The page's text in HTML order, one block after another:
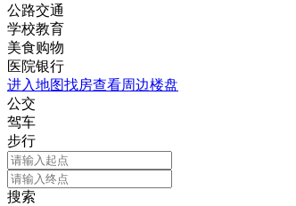
公路交通
学校教育
美食购物
医院银行
进入地图找房查看周边楼盘
公交
驾车
步行
搜索